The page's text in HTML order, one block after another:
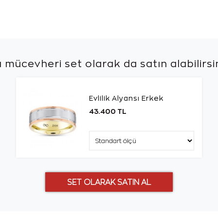
mücevheri set olarak da satın
Evlilik Alyansı Erkek
43.400 TL